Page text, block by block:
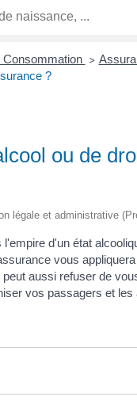
>
?
ou de
légale et administrative
d'un état
vous
aussi refuser de
vos passagers et